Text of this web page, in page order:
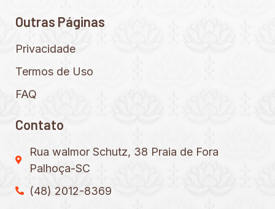
Outras Páginas
Privacidade
Termos de Uso
FAQ
Contato
Rua walmor Schutz, 38 Praia de Fora
Palhoça-SC
(48) 2012-8369